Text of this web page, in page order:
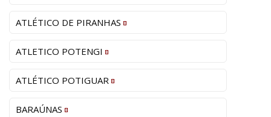
ATLÉTICO DE PIRANHAS
ATLETICO POTENGI
ATLÉTICO POTIGUAR
BARAÚNAS